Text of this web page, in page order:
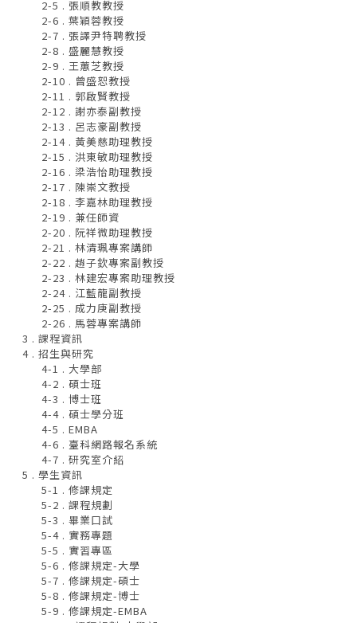
2-5 . 張順教教授
2-6 . 葉穎蓉教授
2-7 . 張譯尹特聘教授
2-8 . 盛麗慧教授
2-9 . 王蕙芝教授
2-10 . 曾盛恕教授
2-11 . 郭啟賢教授
2-12 . 謝亦泰副教授
2-13 . 呂志豪副教授
2-14 . 黃美慈助理教授
2-15 . 洪東敏助理教授
2-16 . 梁浩怡助理教授
2-17 . 陳崇文教授
2-18 . 李嘉林助理教授
2-19 . 兼任師資
2-20 . 阮祥微助理教授
2-21 . 林清珮專案講師
2-22 . 趙子欽專案副教授
2-23 . 林建宏專案助理教授
2-24 . 江藍龍副教授
2-25 . 成力庚副教授
2-26 . 馬蓉專案講師
3 . 課程資訊
4 . 招生與研究
4-1 . 大學部
4-2 . 碩士班
4-3 . 博士班
4-4 . 碩士學分班
4-5 . EMBA
4-6 . 臺科網路報名系統
4-7 . 研究室介紹
5 . 學生資訊
5-1 . 修課規定
5-2 . 課程規劃
5-3 . 畢業口試
5-4 . 實務專題
5-5 . 實習專區
5-6 . 修課規定-大學
5-7 . 修課規定-碩士
5-8 . 修課規定-博士
5-9 . 修課規定-EMBA